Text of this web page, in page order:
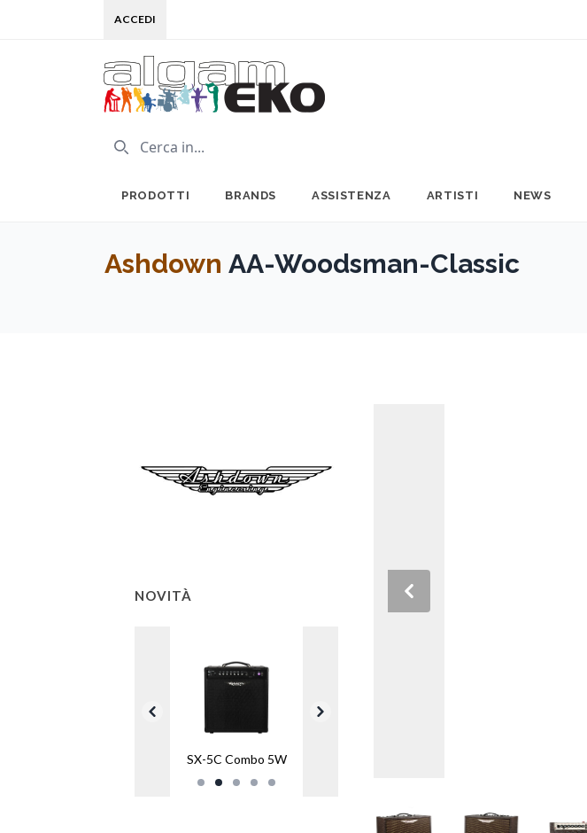
ACCEDI
PRODOTTI BRANDS ASSISTENZA ARTISTI NEWS
Ashdown AA-Woodsman-Classic
NOVITÀ
SX-5C Combo 5W
Previous